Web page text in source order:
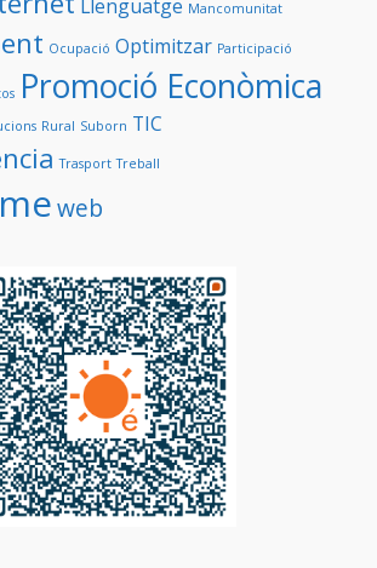
Llenguatge Mancomunitat
Ocupació Optimitzar Participació
Promoció Econòmica
Rural Suborn TIC
Trasport Treball
web